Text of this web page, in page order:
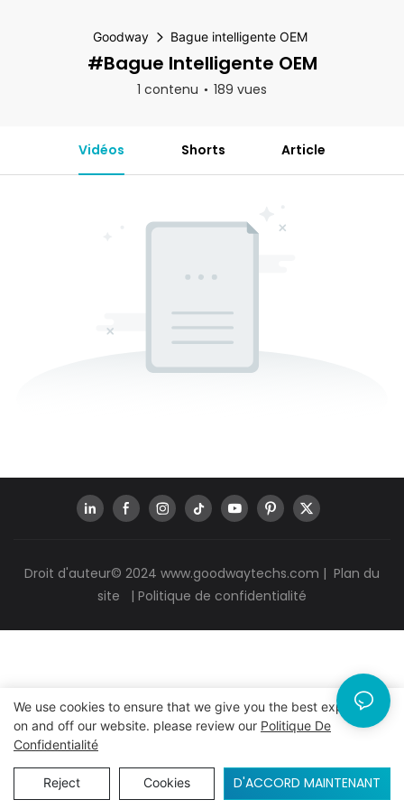
Goodway Bague intelligente OEM
#Bague Intelligente OEM
1 contenu 189 vues
Vidéos Shorts Article
Droit d'auteur© 2024 www.goodwaytechs.com | Plan du
site
| Politique de confidentialité
We use cookies to ensure that we give you the best experience
on and off our website. please review our Politique De
Confidentialité
Reject Cookies D'ACCORD MAINTENANT